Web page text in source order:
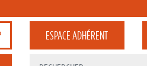
ESPACEADHÉRENT